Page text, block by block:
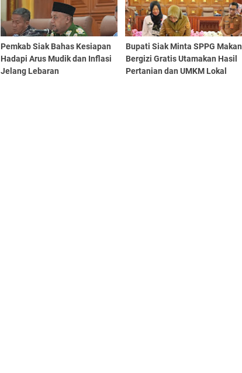
Pemkab Siak Bahas Kesiapan
Hadapi Arus Mudik dan Inflasi
Jelang Lebaran
Bupati Siak Minta SPPG Makan
Bergizi Gratis Utamakan Hasil
Pertanian dan UMKM Lokal